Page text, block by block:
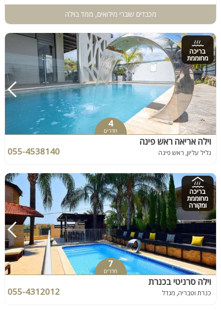
מכבדים שוברי מילואים, ממד בוילה
בריכה
מחוממת
4
חדרים
וילה אריאה ראש פינה
גליל עליון, ראש פינה 055-4538140
בריכה
מחוממת
ומקורה
7
חדרים
וילה סרניטי בכנרת
כנרת וטבריה, מגדל 055-4312012